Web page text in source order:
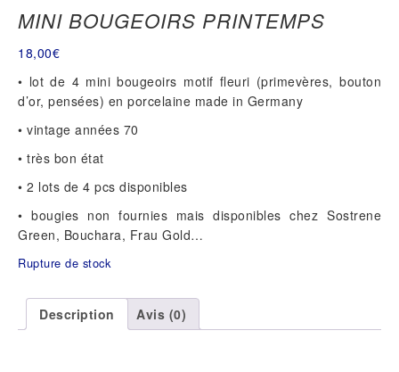
MINI BOUGEOIRS PRINTEMPS
18,00€
• lot de 4 mini bougeoirs motif fleuri (primevères, bouton
d’or, pensées) en porcelaine made in Germany
• vintage années 70
• très bon état
• 2 lots de 4 pcs disponibles
• bougies non fournies mais disponibles chez Sostrene
Green, Bouchara, Frau Gold…
Rupture de stock
Description Avis (0)